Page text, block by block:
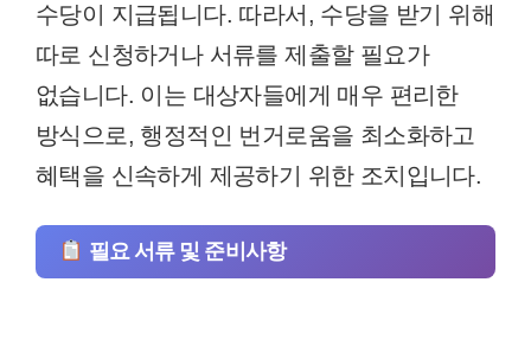
수당이 지급됩니다. 따라서, 수당을 받기 위해
따로 신청하거나 서류를 제출할 필요가
없습니다. 이는 대상자들에게 매우 편리한
방식으로, 행정적인 번거로움을 최소화하고
혜택을 신속하게 제공하기 위한 조치입니다.
필요 서류 및 준비사항